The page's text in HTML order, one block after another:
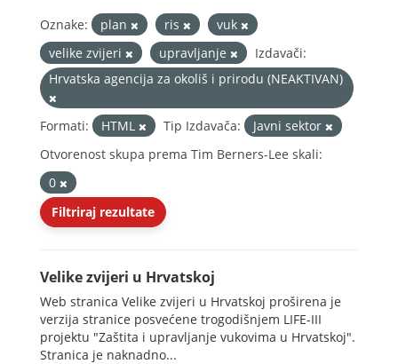
Oznake: plan ris
vuk
velike zvijeri
upravljanje
Izdavači:
Hrvatska agencija za okoliš i prirodu (NEAKTIVAN)
Formati: HTML Tip Izdavača:
Javni sektor
Otvorenost skupa prema Tim Berners-Lee skali:
0
Filtriraj rezultate
Velike zvijeri u Hrvatskoj
Web stranica Velike zvijeri u Hrvatskoj proširena je
verzija stranice posvećene trogodišnjem LIFE-III
projektu "Zaštita i upravljanje vukovima u Hrvatskoj".
Stranica je naknadno...